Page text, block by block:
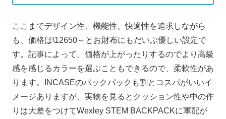
ここまでデザイン性、機能性、快適性を追求しながら
も、価格は\12650～とお財布にもだいぶ優しい設定で
す。記事によって、価格が上がったりするのでより高級
感を感じるカラーを選ぶこともできるので、柔軟性があ
ります。INCASEのバックパックも割とコスパがいいイ
メージありますが、実物を見るとクッション性や中の作
りは大差をつけてWexley STEM BACKPACKに軍配が